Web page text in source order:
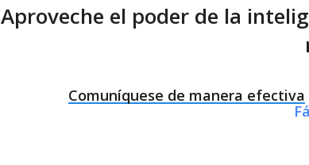
Aproveche el poder de la
Comuníquese de manera efectiva